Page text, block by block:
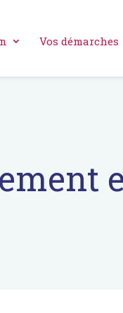
Vos démarches